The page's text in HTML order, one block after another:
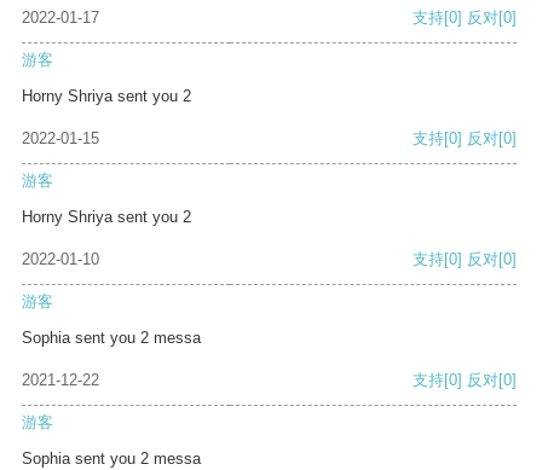
2022-01-17 支持[0] 反对[0]
游客
Horny Shriya sent you 2
2022-01-15 支持[0] 反对[0]
游客
Horny Shriya sent you 2
2022-01-10 支持[0] 反对[0]
游客
Sophia sent you 2 messa
2021-12-22 支持[0] 反对[0]
游客
Sophia sent you 2 messa